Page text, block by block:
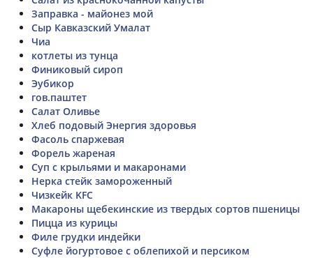
Заправка - майонез мой
Сыр Кавказский Умалат
Чиа
котлеты из тунца
Финиковый сироп
Эубикор
гов.паштет
Салат Оливье
Хлеб подовый Энергия здоровья
Фасоль спаржевая
Форель жареная
Суп с крыльями и макаронами
Нерка стейк замороженный
Чизкейк KFC
Макароны щебекинские из твердых сортов пшеницы
Пицца из курицы
Филе грудки индейки
Суфле йогуртовое с облепихой и персиком